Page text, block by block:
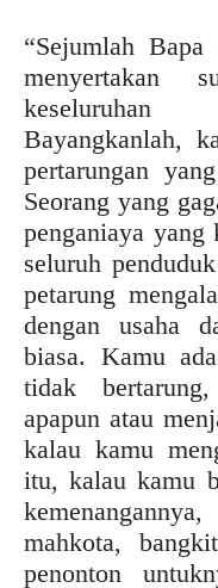
“Sejumlah
menyertakan
Bayangkanlah,
pertarungan
Seorang yang
penganiaya yang
seluruh
petarung
dengan usaha
biasa. Kamu
tidak
apapun atau
kalau kamu
itu, kalau kamu
mahkota,
penonton